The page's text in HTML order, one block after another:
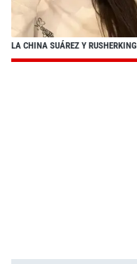
LA CHINA SUÁREZ Y RUSHERKING